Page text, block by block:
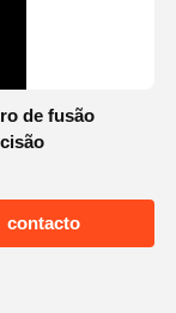
de fusão
contacto